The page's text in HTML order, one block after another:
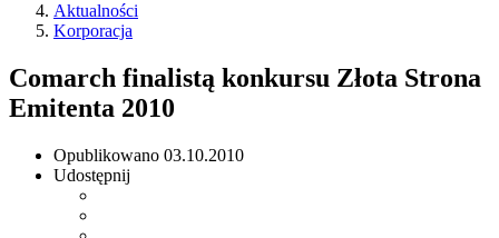
Aktualności
Korporacja
Comarch finalistą konkursu Złota Strona
Emitenta 2010
Opublikowano 03.10.2010
Udostępnij